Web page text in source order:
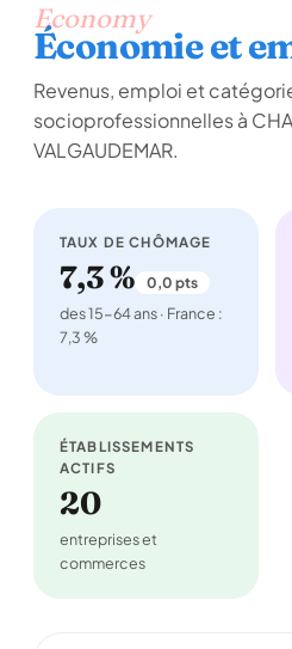
Economy
Économie et
Revenus, emploi et
socioprofessionnelles à
VALGAUDEMAR.
TAUX DE CHÔMAGE
7,3 % 0,0 pts
des 15-64 ans · France :
7,3 %
ÉTABLISSEMENTS
ACTIFS
20
entreprises et
commerces